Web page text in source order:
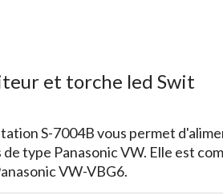
et torche led Swit
S-7004Bvous permet
de type Panasonic VW. Elle est
VW-VBG6.